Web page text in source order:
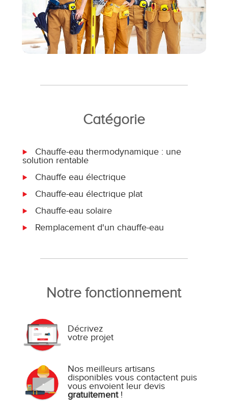
Catégorie
Chauffe-eau thermodynamique : une
solution rentable
Chauffe eau électrique
Chauffe-eau électrique plat
Chauffe-eau solaire
Remplacement d'un chauffe-eau
Notre fonctionnement
Décrivez
votre projet
Nos meilleurs artisans
disponibles vous contactent puis
vous envoient leur devis
gratuitement!